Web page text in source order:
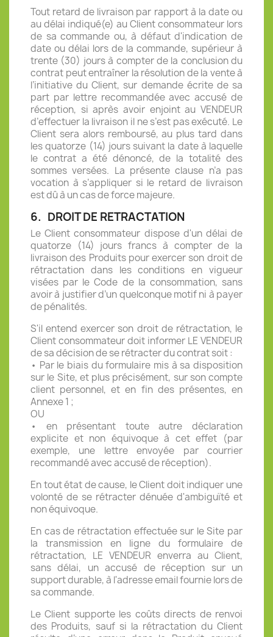
Tout retard de livraison par rapport à la date ou
au délai indiqué(e) au Client consommateur lors
de sa commande ou, à défaut d'indication de
date ou délai lors de la commande, supérieur à
trente (30) jours à compter de la conclusion du
contrat peut entraîner la résolution de la vente à
l’initiative du Client, sur demande écrite de sa
part par lettre recommandée avec accusé de
réception, si après avoir enjoint au VENDEUR
d’effectuer la livraison il ne s’est pas exécuté. Le
Client sera alors remboursé, au plus tard dans
les quatorze (14) jours suivant la date à laquelle
le contrat a été dénoncé, de la totalité des
sommes versées. La présente clause n’a pas
vocation à s’appliquer si le retard de livraison
est dû à un cas de force majeure.
6. DROIT DE RETRACTATION
Le Client consommateur dispose d'un délai de
quatorze (14) jours francs à compter de la
livraison des Produits pour exercer son droit de
rétractation dans les conditions en vigueur
visées par le Code de la consommation, sans
avoir à justifier d’un quelconque motif ni à payer
de pénalités.
S'il entend exercer son droit de rétractation, le
Client consommateur doit informer LE VENDEUR
de sa décision de se rétracter du contrat soit :
• Par le biais du formulaire mis à sa disposition
sur le Site, et plus précisément, sur son compte
client personnel, et en fin des présentes, en
Annexe 1 ;
OU
• en présentant toute autre déclaration
explicite et non équivoque à cet effet (par
exemple, une lettre envoyée par courrier
recommandé avec accusé de réception).
En tout état de cause, le Client doit indiquer une
volonté de se rétracter dénuée d'ambiguïté et
non équivoque.
En cas de rétractation effectuée sur le Site par
la transmission en ligne du formulaire de
rétractation, LE VENDEUR enverra au Client,
sans délai, un accusé de réception sur un
support durable, à l'adresse email fournie lors de
sa commande.
Le Client supporte les coûts directs de renvoi
des Produits, sauf si la rétractation du Client